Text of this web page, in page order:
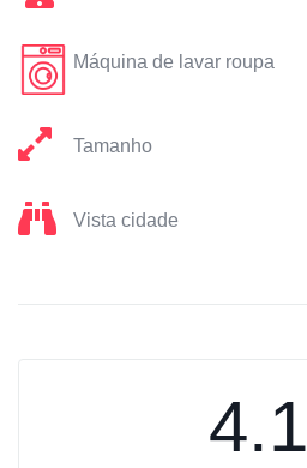
Máquina de lavar roupa
Tamanho
Vista cidade
4.1